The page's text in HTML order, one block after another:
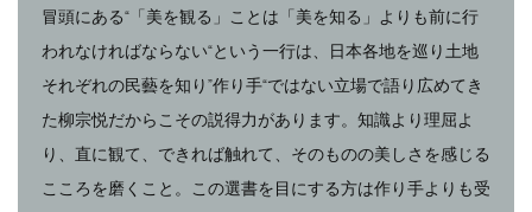
冒頭にある“「美を観る」ことは「美を知る」よりも前に行
われなければならない“という一行は、日本各地を巡り土地
それぞれの民藝を知り”作り手“ではない立場で語り広めてき
た柳宗悦だからこその説得力があります。知識より理屈よ
り、直に観て、できれば触れて、そのものの美しさを感じる
こころを磨くこと。この選書を目にする方は作り手よりも受